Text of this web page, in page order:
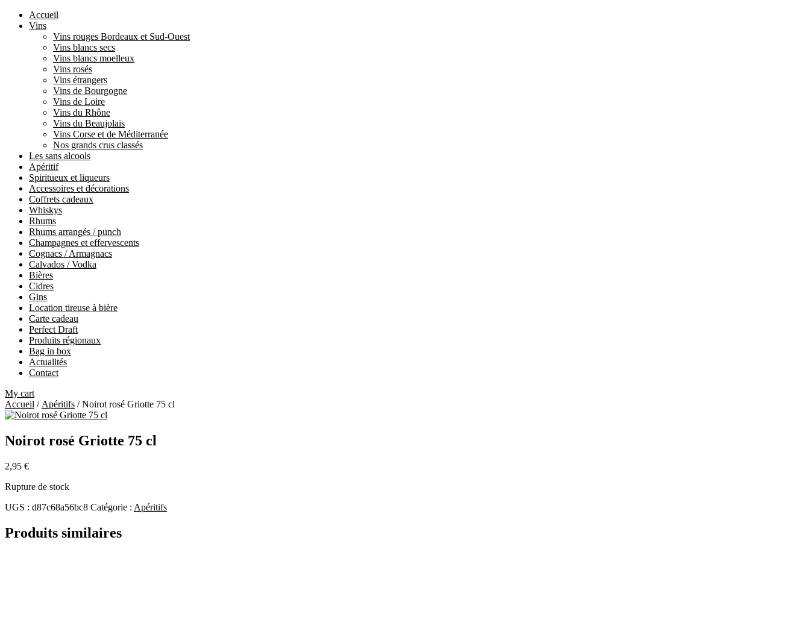
Accueil
Vins
Vins rouges Bordeaux et Sud-Ouest
Vins blancs secs
Vins blancs moelleux
Vins rosés
Vins étrangers
Vins de Bourgogne
Vins de Loire
Vins du Rhône
Vins du Beaujolais
Vins Corse et de Méditerranée
Nos grands crus classés
Les sans alcools
Apéritif
Spiritueux et liqueurs
Accessoires et décorations
Coffrets cadeaux
Whiskys
Rhums
Rhums arrangés / punch
Champagnes et effervescents
Cognacs / Armagnacs
Calvados / Vodka
Bières
Cidres
Gins
Location tireuse à bière
Carte cadeau
Perfect Draft
Produits régionaux
Bag in box
Actualités
Contact
My cart
Accueil / Apéritifs / Noirot rosé Griotte 75 cl
Noirot rosé Griotte 75 cl
2,95 €
Rupture de stock
UGS : d87c68a56bc8 Catégorie : Apéritifs
Produits similaires